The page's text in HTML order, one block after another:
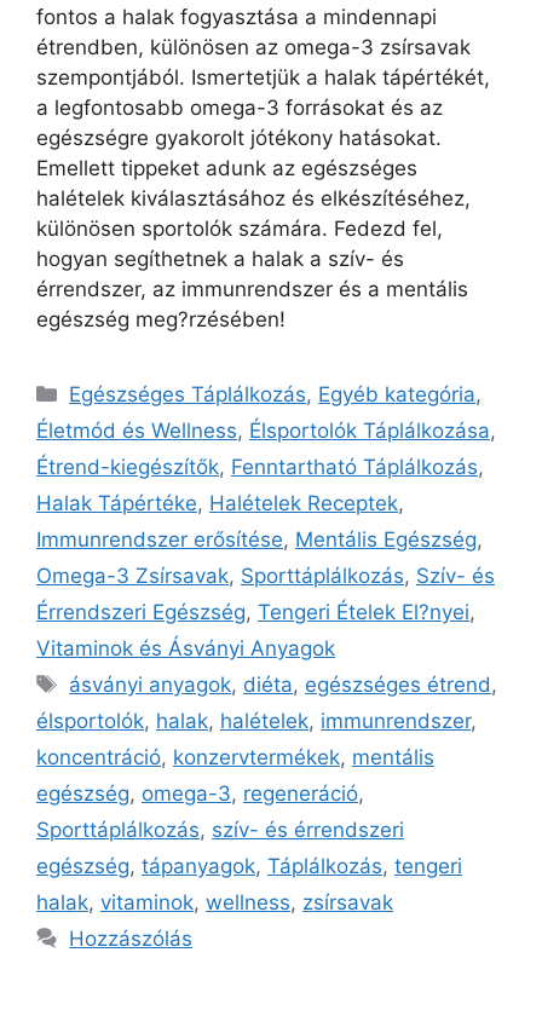
fontos a halak fogyasztása a mindennapi
étrendben, különösen az omega-3 zsírsavak
szempontjából. Ismertetjük a halak tápértékét,
a legfontosabb omega-3 forrásokat és az
egészségre gyakorolt jótékony hatásokat.
Emellett tippeket adunk az egészséges
halételek kiválasztásához és elkészítéséhez,
különösen sportolók számára. Fedezd fel,
hogyan segíthetnek a halak a szív- és
érrendszer, az immunrendszer és a mentális
egészség meg?rzésében!
Egészséges Táplálkozás, Egyéb kategória,
Életmód és Wellness, Élsportolók Táplálkozása,
Étrend-kiegészítők, Fenntartható Táplálkozás,
Halak Tápértéke, Halételek Receptek,
Immunrendszer erősítése, Mentális Egészség,
Omega-3 Zsírsavak, Sporttáplálkozás, Szív- és
Érrendszeri Egészség, Tengeri Ételek El?nyei,
Vitaminok és Ásványi Anyagok
ásványi anyagok, diéta, egészséges étrend ,
élsportolók, halak, halételek, immunrendszer,
koncentráció, konzervtermékek, mentális
egészség, omega-3, regeneráció,
Sporttáplálkozás, szív- és érrendszeri
egészség, tápanyagok, Táplálkozás, tengeri
halak, vitaminok, wellness, zsírsavak
Hozzászólás